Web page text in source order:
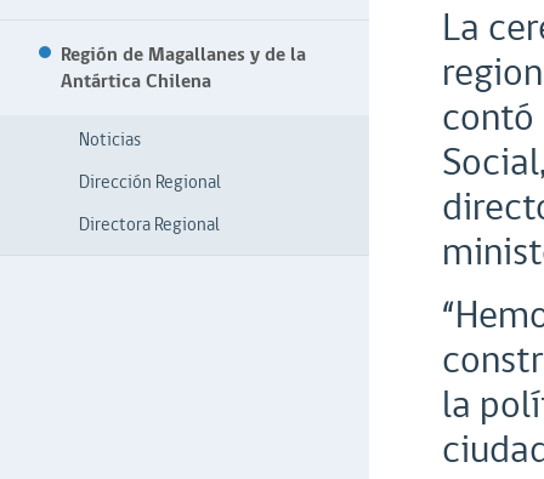
Región de Magallanes y de la
Antártica Chilena
Noticias
Dirección Regional
Directora Regional
La
contó
la